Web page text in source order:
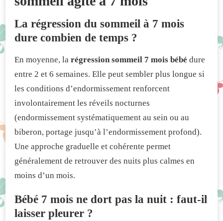
La régression du sommeil à 7 mois
dure combien de temps ?
En moyenne, la régression sommeil 7 mois bébé dure
entre 2 et 6 semaines. Elle peut sembler plus longue si
les conditions d’endormissement renforcent
involontairement les réveils nocturnes
(endormissement systématiquement au sein ou au
biberon, portage jusqu’à l’endormissement profond).
Une approche graduelle et cohérente permet
généralement de retrouver des nuits plus calmes en
moins d’un mois.
Bébé 7 mois ne dort pas la nuit : faut-il
laisser pleurer ?